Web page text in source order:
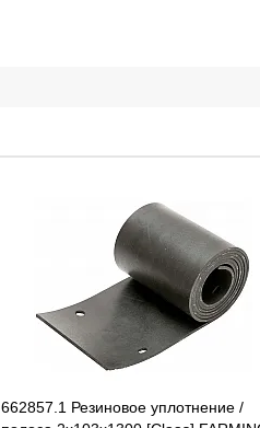
662857.1 Резиновое уплотнение /